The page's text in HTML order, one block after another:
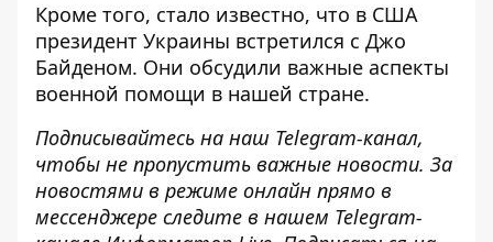
Кроме того, стало известно, что в США
президент Украины встретился с Джо
Байденом. Они обсудили важные аспекты
военной помощи в нашей стране.
Подписывайтесь на наш Telegram-канал,
чтобы не пропустить важные новости. За
новостями в режиме онлайн прямо в
мессенджере следите в нашем Telegram-